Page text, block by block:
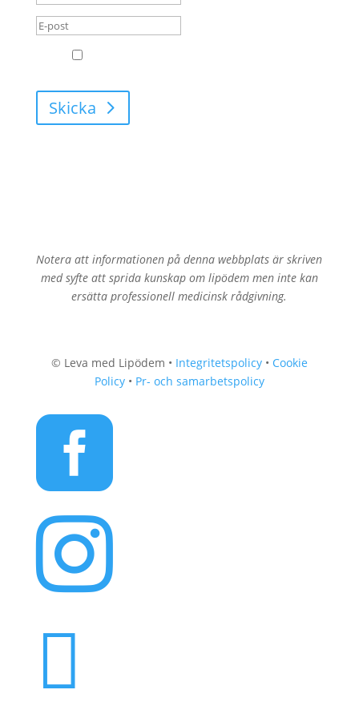
Skicka
Notera att informationen på denna webbplats är skriven
med syfte att sprida kunskap om lipödem men inte kan
ersätta professionell medicinsk rådgivning.
© Leva med Lipödem • Integritetspolicy• Cookie
Policy• Pr- och samarbetspolicy


